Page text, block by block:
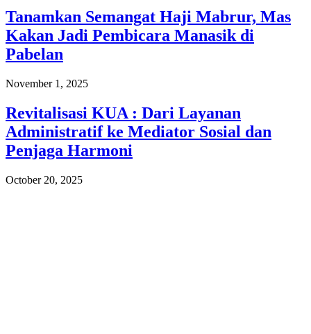
Tanamkan Semangat Haji Mabrur, Mas
Kakan Jadi Pembicara Manasik di
Pabelan
November 1, 2025
Revitalisasi KUA : Dari Layanan
Administratif ke Mediator Sosial dan
Penjaga Harmoni
October 20, 2025